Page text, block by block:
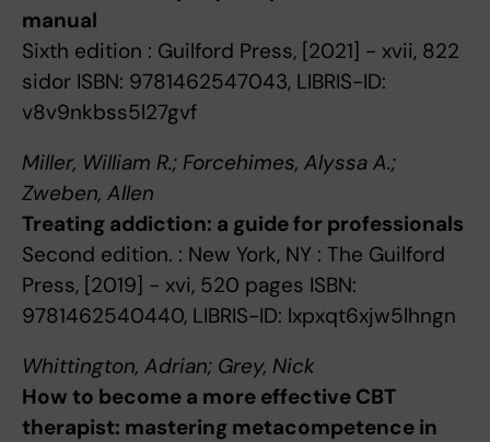
manual
Sixth edition : Guilford Press, [2021] - xvii, 822
sidor ISBN: 9781462547043, LIBRIS-ID:
v8v9nkbss5l27gvf
Miller, William R.; Forcehimes, Alyssa A.;
Zweben, Allen
Treating addiction: a guide for professionals
Second edition. : New York, NY : The Guilford
Press, [2019] - xvi, 520 pages ISBN:
9781462540440, LIBRIS-ID: lxpxqt6xjw5lhngn
Whittington, Adrian; Grey, Nick
How to become a more effective CBT
therapist: mastering metacompetence in